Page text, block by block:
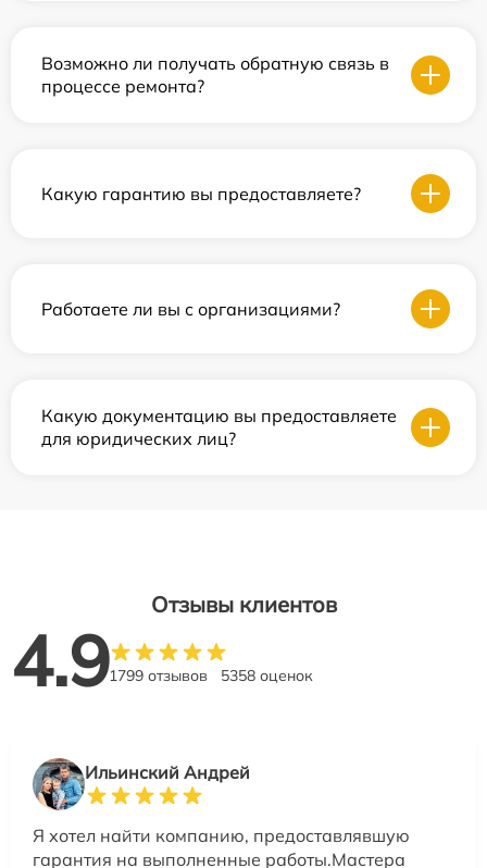
Возможно ли получать обратную связь в
процессе ремонта?
Какую гарантию вы предоставляете?
Работаете ли вы с организациями?
Какую документацию вы предоставляете
для юридических лиц?
Отзывы клиентов
4.91799 отзывов 5358 оценок
Ильинский Андрей
Я хотел найти компанию, предоставлявшую
гарантия на выполненные работы.Мастера